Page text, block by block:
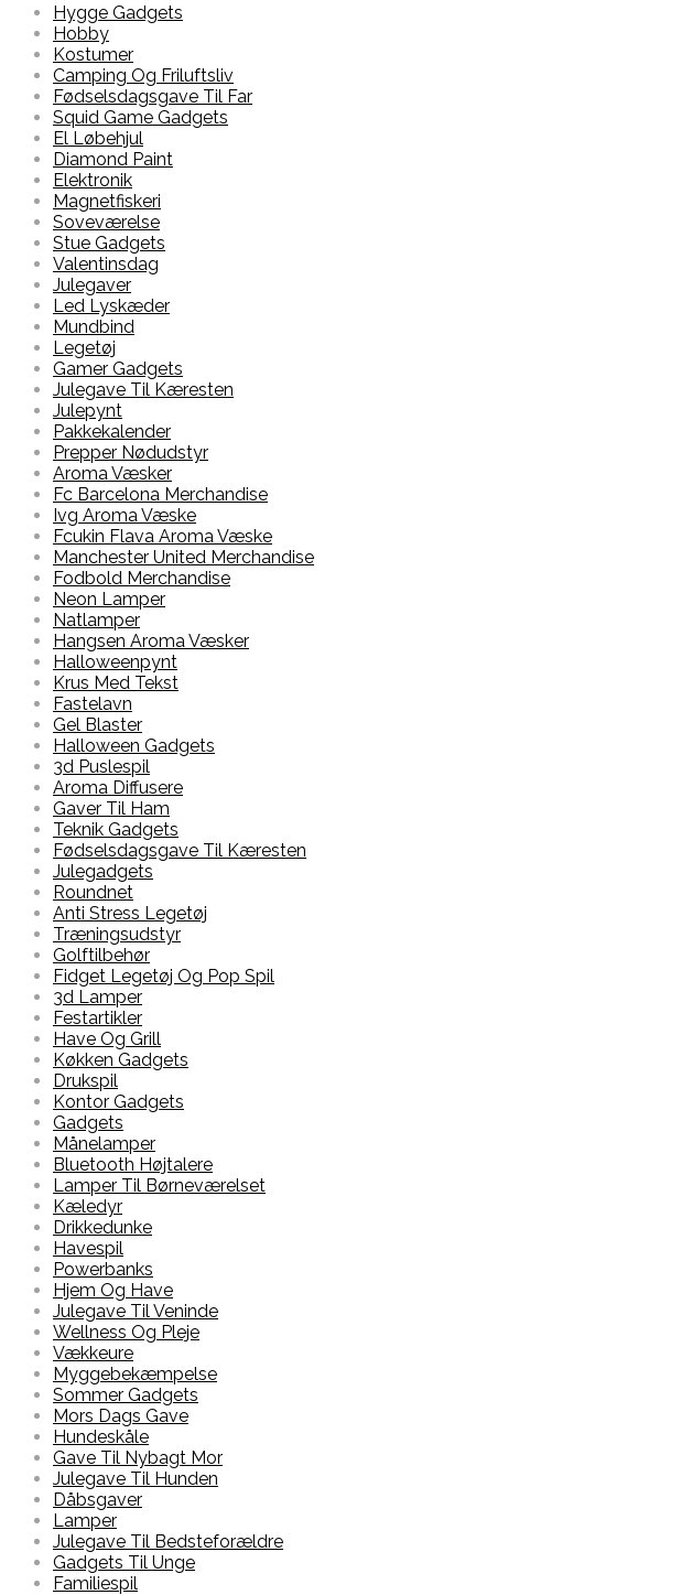
Hygge Gadgets
Hobby
Kostumer
Camping Og Friluftsliv
Fødselsdagsgave Til Far
Squid Game Gadgets
El Løbehjul
Diamond Paint
Elektronik
Magnetfiskeri
Soveværelse
Stue Gadgets
Valentinsdag
Julegaver
Led Lyskæder
Mundbind
Legetøj
Gamer Gadgets
Julegave Til Kæresten
Julepynt
Pakkekalender
Prepper Nødudstyr
Aroma Væsker
Fc Barcelona Merchandise
Ivg Aroma Væske
Fcukin Flava Aroma Væske
Manchester United Merchandise
Fodbold Merchandise
Neon Lamper
Natlamper
Hangsen Aroma Væsker
Halloweenpynt
Krus Med Tekst
Fastelavn
Gel Blaster
Halloween Gadgets
3d Puslespil
Aroma Diffusere
Gaver Til Ham
Teknik Gadgets
Fødselsdagsgave Til Kæresten
Julegadgets
Roundnet
Anti Stress Legetøj
Træningsudstyr
Golftilbehør
Fidget Legetøj Og Pop Spil
3d Lamper
Festartikler
Have Og Grill
Køkken Gadgets
Drukspil
Kontor Gadgets
Gadgets
Månelamper
Bluetooth Højtalere
Lamper Til Børneværelset
Kæledyr
Drikkedunke
Havespil
Powerbanks
Hjem Og Have
Julegave Til Veninde
Wellness Og Pleje
Vækkeure
Myggebekæmpelse
Sommer Gadgets
Mors Dags Gave
Hundeskåle
Gave Til Nybagt Mor
Julegave Til Hunden
Dåbsgaver
Lamper
Julegave Til Bedsteforældre
Gadgets Til Unge
Familiespil